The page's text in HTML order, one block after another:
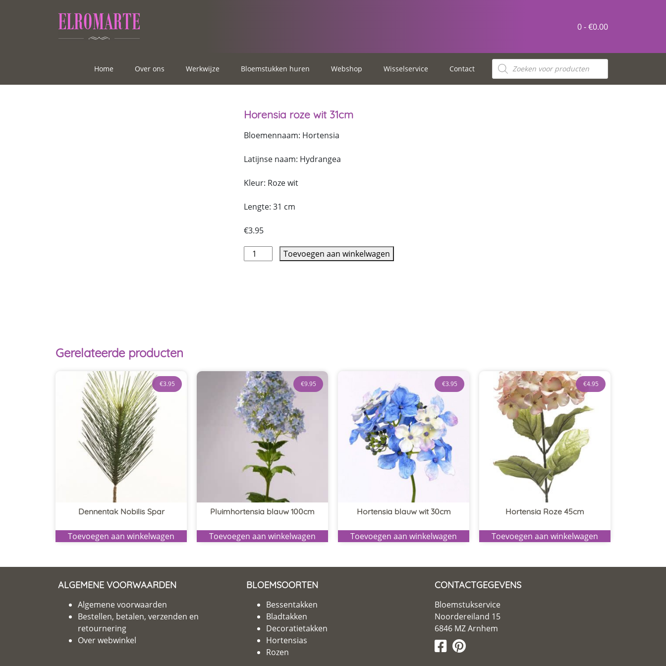
0 -€0.00
Home Over ons Werkwijze Bloemstukken huren Webshop Wisselservice Contact
Horensia roze wit 31cm
Bloemennaam: Hortensia
Latijnse naam: Hydrangea
Kleur: Roze wit
Lengte: 31 cm
€3.95
Toevoegen aan winkelwagen
Gerelateerde producten
Dennentak Nobilis Spar
€3.95
Toevoegen aan winkelwagen
Pluimhortensia blauw 100cm
€9.95
Toevoegen aan winkelwagen
Hortensia blauw wit 30cm
€3.95
Toevoegen aan winkelwagen
Hortensia Roze 45cm
€4.95
Toevoegen aan winkelwagen
ALGEMENE VOORWAARDEN
Algemene voorwaarden
Bestellen, betalen, verzenden en
retournering
Over webwinkel
BLOEMSOORTEN
Bessentakken
Bladtakken
Decoratietakken
Hortensias
Rozen
CONTACTGEGEVENS
Bloemstukservice
Noordereiland 15
6846 MZ Arnhem